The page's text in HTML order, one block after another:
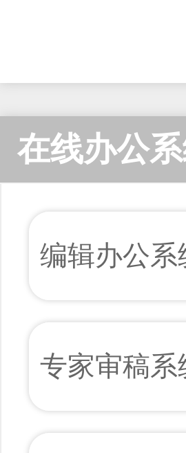
在线办公
编辑办公系
专家审稿系